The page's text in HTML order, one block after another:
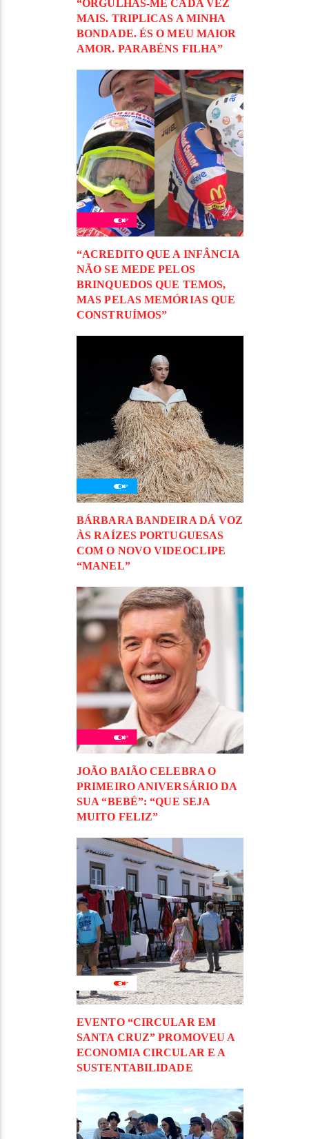
“ORGULHAS-ME CADA VEZ
MAIS. TRIPLICAS A MINHA
BONDADE. ÉS O MEU MAIOR
AMOR. PARABÉNS FILHA”
“ACREDITO QUE A INFÂNCIA
NÃO SE MEDE PELOS
BRINQUEDOS QUE TEMOS,
MAS PELAS MEMÓRIAS QUE
CONSTRUÍMOS”
BÁRBARA BANDEIRA DÁ VOZ
ÀS RAÍZES PORTUGUESAS
COM O NOVO VIDEOCLIPE
“MANEL”
JOÃO BAIÃO CELEBRA O
PRIMEIRO ANIVERSÁRIO DA
SUA “BEBÉ”: “QUE SEJA
MUITO FELIZ”
EVENTO “CIRCULAR EM
SANTA CRUZ” PROMOVEU A
ECONOMIA CIRCULAR E A
SUSTENTABILIDADE